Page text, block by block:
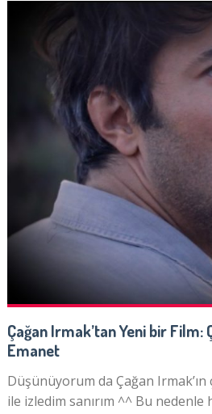
Çağan Irmak’tan Yeni bir Film:
Emanet
Düşünüyorum da Çağan
ile izledim sanırım ^^ Bu